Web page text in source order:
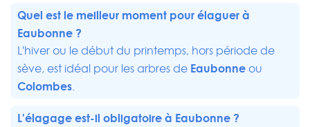
Quel est le meilleur moment pour élaguer à
Eaubonne ?
L'hiver ou le début du printemps, hors période de
sève, est idéal pour les arbres de Eaubonneou
Colombes.
L'élagage est-il obligatoire à Eaubonne ?